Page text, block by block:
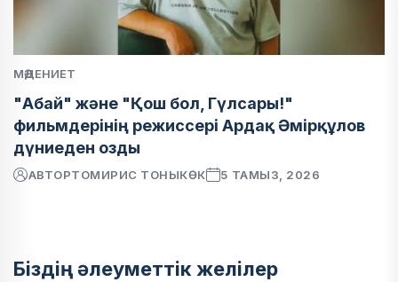
МӘДЕНИЕТ
"Абай" және "Қош бол, Гүлсары!"
фильмдерінің режиссері Ардақ Әмірқұлов
дүниеден озды
АВТОРТОМИРИС ТОНЫКӨК 5 ТАМЫЗ, 2026
Біздің әлеуметтік желілер